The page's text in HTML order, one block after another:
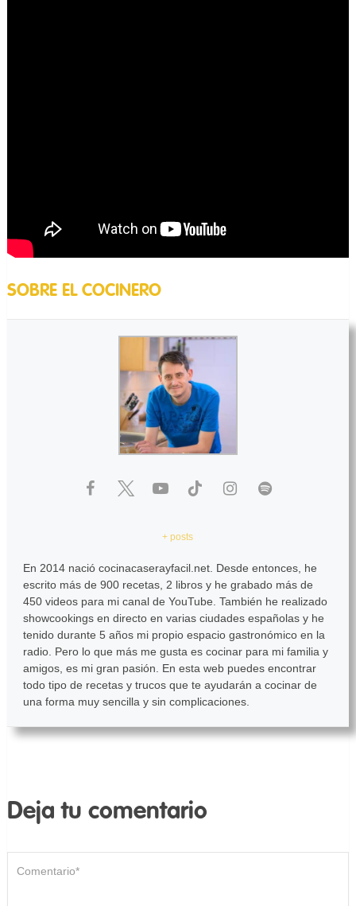
SOBRE EL COCINERO
+ posts
En 2014 nació cocinacaserayfacil.net. Desde entonces, he
escrito más de 900 recetas, 2 libros y he grabado más de
450 videos para mi canal de YouTube. También he realizado
showcookings en directo en varias ciudades españolas y he
tenido durante 5 años mi propio espacio gastronómico en la
radio. Pero lo que más me gusta es cocinar para mi familia y
amigos, es mi gran pasión. En esta web puedes encontrar
todo tipo de recetas y trucos que te ayudarán a cocinar de
una forma muy sencilla y sin complicaciones.
Deja tu comentario